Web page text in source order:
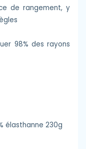
de rangement, y
98% des rayons
élasthanne 230g